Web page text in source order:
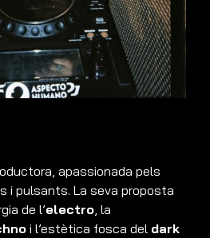
apassionada pels
i pulsants. La seva proposta
de l’electro, la
i l’estètica fosca del dark